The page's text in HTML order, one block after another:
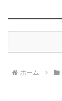
ホーム